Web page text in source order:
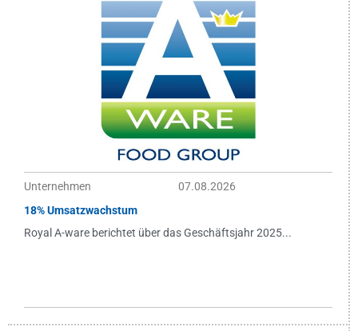
Unternehmen
07.08.2026
18% Umsatzwachstum
Royal A-ware berichtet über das Geschäftsjahr 2025...